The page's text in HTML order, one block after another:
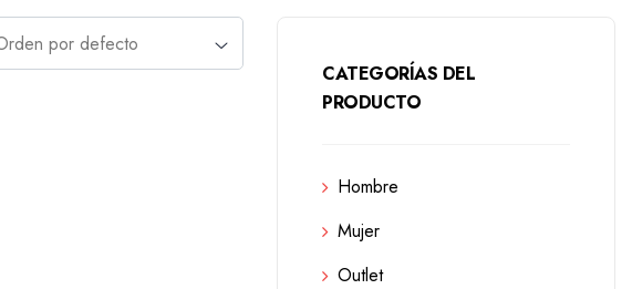
CATEGORÍAS DEL
PRODUCTO
Hombre
Mujer
Outlet